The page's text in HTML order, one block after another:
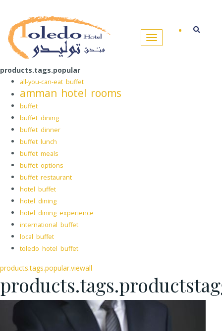
products.tags.popular
all-you-can-eat buffet
amman hotel rooms
buffet
buffet dining
buffet dinner
buffet lunch
buffet meals
buffet options
buffet restaurant
hotel buffet
hotel dining
hotel dining experience
international buffet
local buffet
toledo hotel buffet
products.tags.popular.viewall